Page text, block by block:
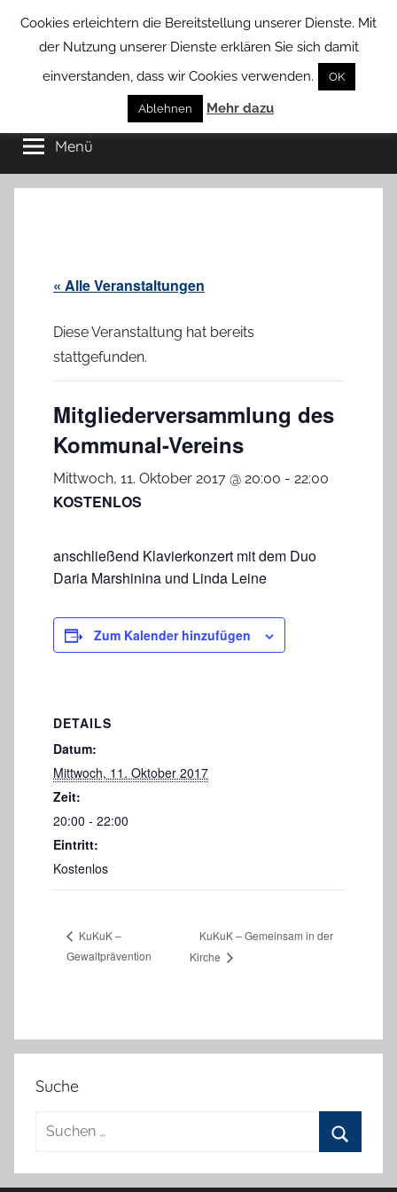
Borstel
von
Groß
Borstel
Menü
« Alle Veranstaltungen
Diese Veranstaltung hat bereits
stattgefunden.
Mitgliederversammlung des
Kommunal-Vereins
Mittwoch, 11. Oktober 2017 @ 20:00 - 22:00
KOSTENLOS
anschließend Klavierkonzert mit dem Duo
Daria Marshinina und Linda Leine
Zum Kalender hinzufügen
DETAILS
Datum:
Mittwoch, 11. Oktober 2017
Zeit:
20:00 - 22:00
Eintritt:
Kostenlos
KuKuK –
Gewaltprävention
KuKuK – Gemeinsam in der
Kirche
Suche
Suchen
Cookies erleichtern die Bereitstellung unserer Dienste. Mit
der Nutzung unserer Dienste erklären Sie sich damit
einverstanden, dass wir Cookies verwenden.
OK
Ablehnen Mehr dazu